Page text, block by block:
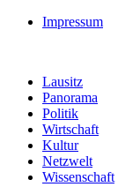
Impressum
Lausitz
Panorama
Politik
Wirtschaft
Kultur
Netzwelt
Wissenschaft